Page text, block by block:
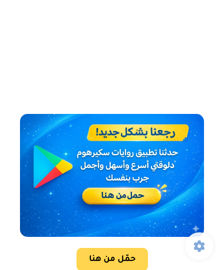
حمّل من هنا